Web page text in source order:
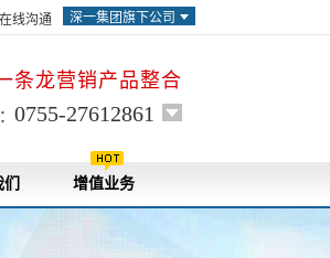
深一集团旗下公司
线沟通
条龙营销产品整合
0755-27612861
增值业务